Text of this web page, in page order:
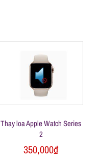
Thay loa Apple Watch Series
2
350,000₫